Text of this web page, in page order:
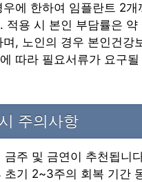
우에 한하여 임플란트 2개
적용 시 본인 부담률은
며, 노인의 경우 본인건강
따라 필요서류가 요구될
주의사항
금주 및 금연이 추천됩니
초기 2~3주의 회복 기간